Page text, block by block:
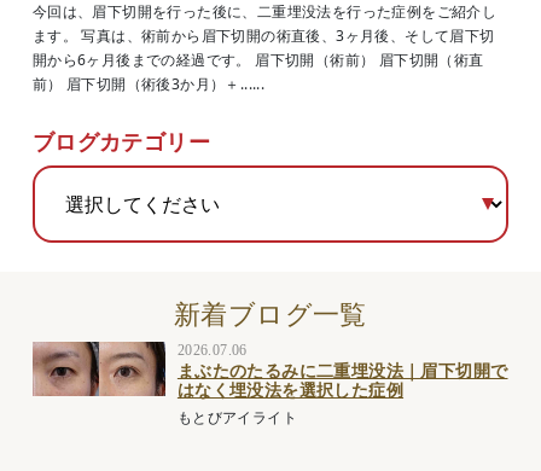
今回は、眉下切開を行った後に、二重埋没法を行った症例をご紹介し
ます。 写真は、術前から眉下切開の術直後、3ヶ月後、そして眉下切
開から6ヶ月後までの経過です。 眉下切開（術前） 眉下切開（術直
前） 眉下切開（術後3か月）＋......
ブログカテゴリー
新着ブログ一覧
2026.07.06
まぶたのたるみに二重埋没法｜眉下切開で
はなく埋没法を選択した症例
もとびアイライト